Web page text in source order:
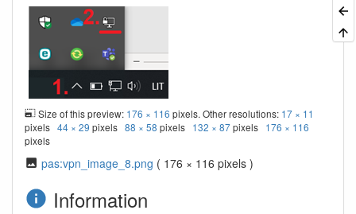
Size of this preview: 176 × 116 pixels. Other resolutions: 17 × 11
pixels 44 × 29 pixels 88 × 58 pixels 132 × 87pixels 176 × 116
pixels
pas:vpn_image_8.png ( 176 × 116 pixels )
Information